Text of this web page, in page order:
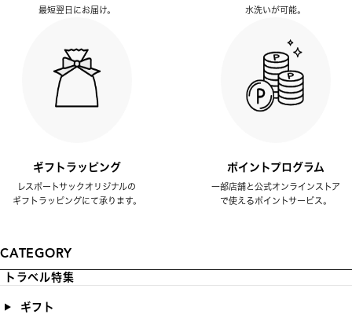
最短翌日にお届け。
水洗いが可能。
ギフトラッピング
レスポートサックオリジナルの
ギフトラッピングにて承ります。
ポイントプログラム
一部店舗と公式オンラインストア
で使えるポイントサービス。
CATEGORY
トラベル特集
ギフト